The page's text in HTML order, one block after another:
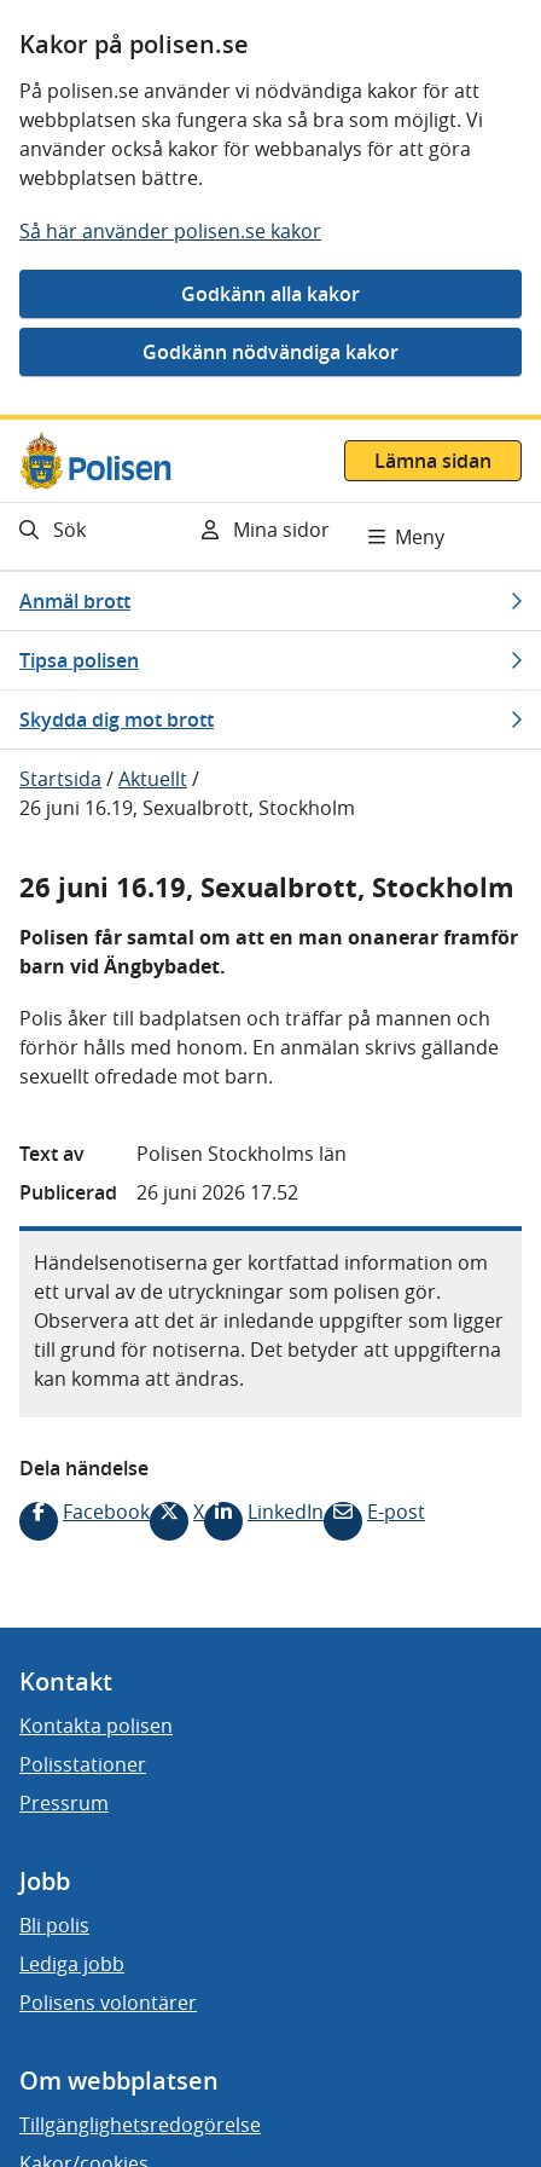
Kakor på polisen.se
På polisen.se använder vi nödvändiga kakor för att
webbplatsen ska fungera ska så bra som möjligt. Vi
använder också kakor för webbanalys för att göra
webbplatsen bättre.
Så här använder polisen.se kakor
Gå direkt till innehåll
Lämna sidan
Sök Mina sidor Meny
Anmäl brott
Tipsa polisen
Skydda dig mot brott
Startsida /Aktuellt/
26 juni 16.19, Sexualbrott, Stockholm
26 juni 16.19, Sexualbrott, Stockholm
Polisen får samtal om att en man onanerar framför
barn vid Ängbybadet.
Polis åker till badplatsen och träffar på mannen och
förhör hålls med honom. En anmälan skrivs gällande
sexuellt ofredade mot barn.
Text av
Polisen Stockholms län
Publicerad
26 juni 2026 17.52
Händelsenotiserna ger kortfattad information om
ett urval av de utryckningar som polisen gör.
Observera att det är inledande uppgifter som ligger
till grund för notiserna. Det betyder att uppgifterna
kan komma att ändras.
Dela händelse
Facebook
X LinkedIn E-post
Kontakt
Kontakta polisen
Polisstationer
Pressrum
Jobb
Bli polis
Lediga jobb
Polisens volontärer
Om webbplatsen
Tillgänglighetsredogörelse